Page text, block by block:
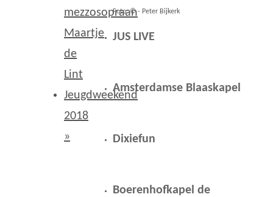
mezzosopraan
Maartje
de
Lint
Jeugdweekend
2018
»
Foto: © - Peter Bijkerk
JUS LIVE
Amsterdamse Blaaskapel
Dixiefun
Boerenhofkapel de